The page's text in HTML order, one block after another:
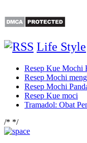
Life Style
Resep Kue Mochi
Resep Mochi
Resep Mochi
Resep Kue moci
Tramadol: Obat
/* */